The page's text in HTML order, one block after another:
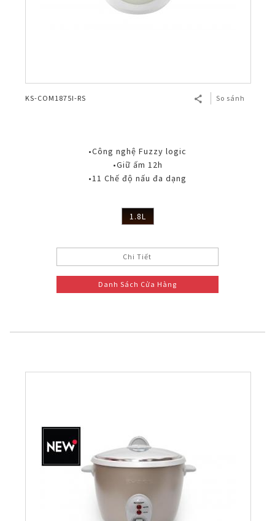
KS-COM1875I-RS So sánh
•Công nghệ Fuzzy logic
•Giữ ấm 12h
•11 Chế độ nấu đa dạng
1.8L
Chi Tiết
Danh Sách Cửa Hàng